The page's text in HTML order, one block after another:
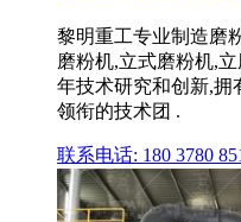
黎明重工专业制造磨
磨粉机,立式磨粉机,
年技术研究和创新,拥
领衔的技术团 .
联系电话: 180 3780